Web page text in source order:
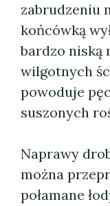
zabrudzeniu
końcówką
bardzo niską
wilgotnych
powoduje
suszonych
Naprawy
można
połamane